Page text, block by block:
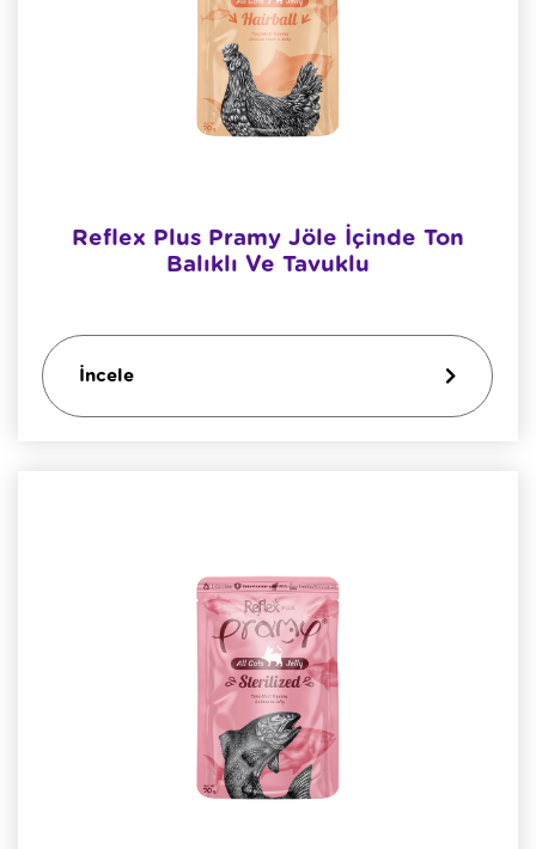
Reflex Plus Pramy Jöle İçinde Ton
Balıklı Ve Tavuklu
İncele